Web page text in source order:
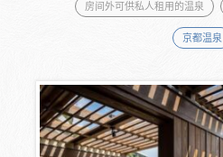
房间外可供私人租用的温泉
京都温泉